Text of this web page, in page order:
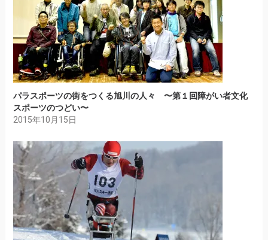
パラスポーツの街をつくる旭川の人々 〜第１回障がい者文化
スポーツのつどい〜
2015年10月15日